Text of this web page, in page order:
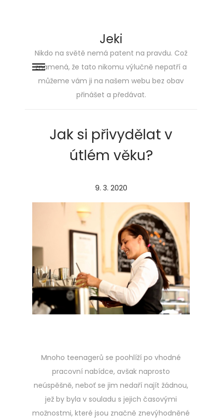
navigation
content
Jeki
Nikdo na světě nemá patent na pravdu. Což
znamená, že tato nikomu výlučně nepatří a
můžeme vám ji na našem webu bez obav
přinášet a předávat.
Jak si přivydělat v
útlém věku?
P
o
e
n
9. 3. 2020
.
5
.
2
0
2
3
Mnoho teenagerů se poohlíží po vhodné
pracovní nabídce, avšak naprosto
neúspěšně, neboť se jim nedaří najít žádnou,
jež by byla v souladu s jejich časovými
možnostmi, které jsou značně znevýhodněné